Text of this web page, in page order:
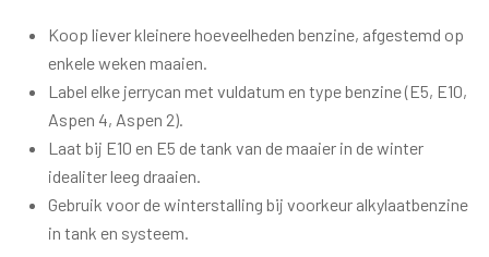
Koop liever kleinere hoeveelheden benzine, afgestemd op
enkele weken maaien.
Label elke jerrycan met vuldatum en type benzine (E5, E10,
Aspen 4, Aspen 2).
Laat bij E10 en E5 de tank van de maaier in de winter
idealiter leeg draaien.
Gebruik voor de winterstalling bij voorkeur alkylaatbenzine
in tank en systeem.